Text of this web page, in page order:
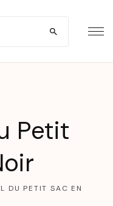
f
Petit
DU PETIT SAC EN